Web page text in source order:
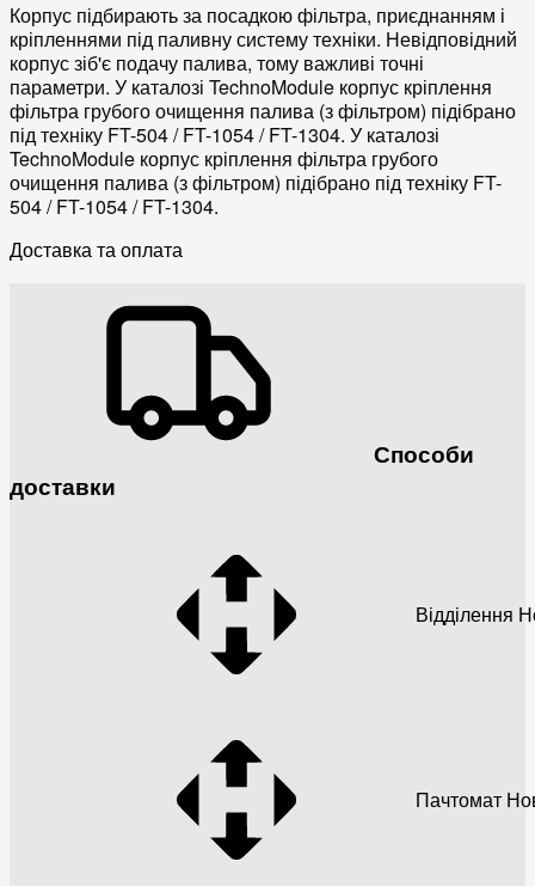
Корпус підбирають за посадкою фільтра, приєднанням і
кріпленнями під паливну систему техніки. Невідповідний
корпус зіб'є подачу палива, тому важливі точні
параметри. У каталозі TechnoModule корпус кріплення
фільтра грубого очищення палива (з фільтром) підібрано
під техніку FT-504 / FT-1054 / FT-1304. У каталозі
TechnoModule корпус кріплення фільтра грубого
очищення палива (з фільтром) підібрано під техніку FT-
504 / FT-1054 / FT-1304.
Доставка та оплата
Способи
доставки
Відділення
Пачтомат